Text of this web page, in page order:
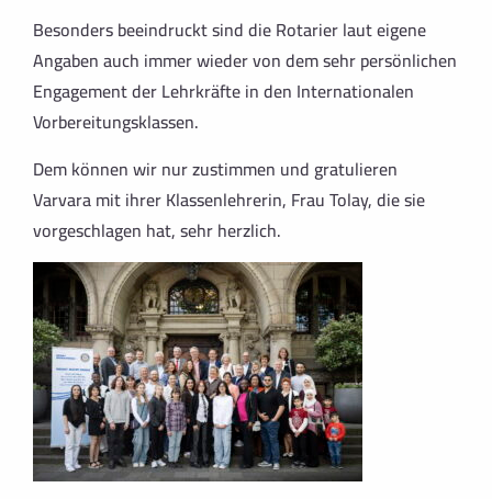
Besonders beeindruckt sind die Rotarier laut eigene
Angaben auch immer wieder von dem sehr persönlichen
Engagement der Lehrkräfte in den Internationalen
Vorbereitungsklassen.
Dem können wir nur zustimmen und gratulieren
Varvara mit ihrer Klassenlehrerin, Frau Tolay, die sie
vorgeschlagen hat, sehr herzlich.